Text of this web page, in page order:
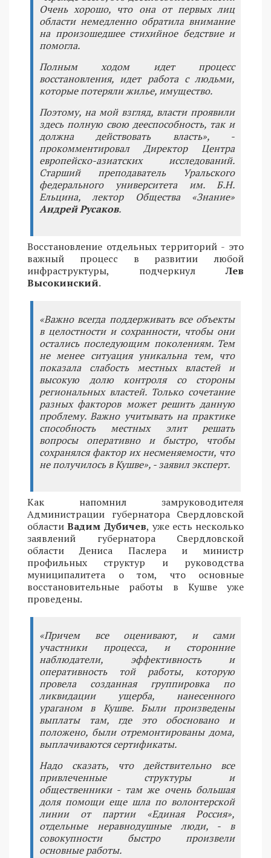
Очень хорошо, что она от первых лиц
области немедленно обратила внимание
на произошедшее стихийное бедствие и
помогла.
Полным ходом идет процесс
восстановления, идет работа с людьми,
которые потеряли жилье, имущество.
Поэтому, на мой взгляд, власти проявили
здесь полную свою дееспособность, так и
должна действовать власть», -
прокомментировал Директор Центра
европейско-азиатских исследований.
Старший преподаватель Уральского
федерального университета им. Б.Н.
Ельцина, лектор Общества «Знание»
Андрей Русаков.
Восстановление отдельных территорий - это
важный процесс в развитии любой
инфраструктуры, подчеркнулЛев
Высокинский.
«Важно всегда поддерживать все объекты
в целостности и сохранности, чтобы они
остались последующим поколениям. Тем
не менее ситуация уникальна тем, что
показала слабость местных властей и
высокую долю контроля со стороны
региональных властей. Только сочетание
разных факторов может решить данную
проблему. Важно учитывать на практике
способность местных элит решать
вопросы оперативно и быстро, чтобы
сохранялся фактор их несменяемости, что
не получилось в Кушве», - заявил эксперт.
Как напомнил замруководителя
Администрации губернатора Свердловской
областиВадим Дубичев, уже есть несколько
заявлений губернатора Свердловской
области Дениса Паслера и министр
профильных структур и руководства
муниципалитета о том, что основные
восстановительные работы в Кушве уже
проведены.
«Причем все оценивают, и сами
участники процесса, и сторонние
наблюдатели, эффективность и
оперативность той работы, которую
провела созданная группировка по
ликвидации ущерба, нанесенного
ураганом в Кушве. Были произведены
выплаты там, где это обосновано и
положено, были отремонтированы дома,
выплачиваются сертификаты.
Надо сказать, что действительно все
привлеченные структуры и
общественники - там же очень большая
доля помощи еще шла по волонтерской
линии от партии «Единая Россия»,
отдельные неравнодушные люди, - в
совокупности быстро произвели
основные работы.